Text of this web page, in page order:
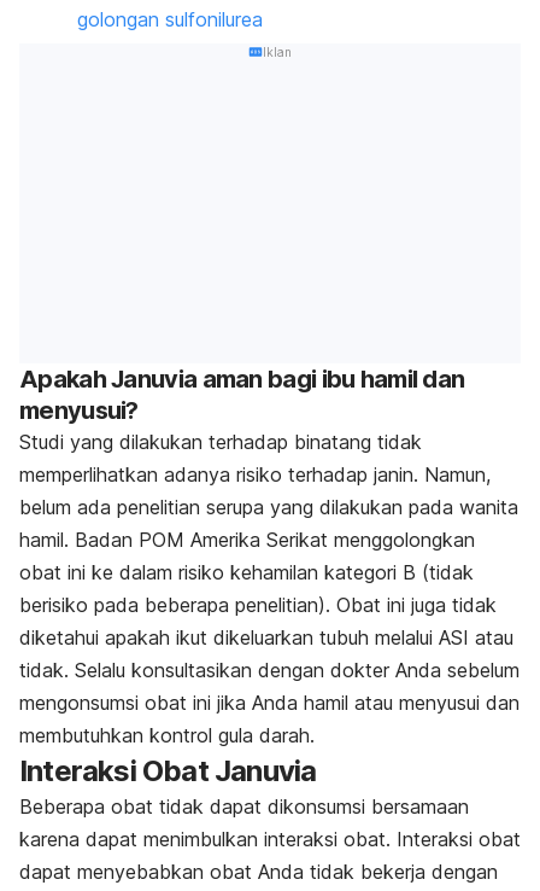
golongan sulfonilurea
Iklan
Apakah Januvia aman bagi ibu hamil dan
menyusui?
Studi yang dilakukan terhadap binatang tidak
memperlihatkan adanya risiko terhadap janin. Namun,
belum ada penelitian serupa yang dilakukan pada wanita
hamil. Badan POM Amerika Serikat menggolongkan
obat ini ke dalam risiko kehamilan kategori B (tidak
berisiko pada beberapa penelitian). Obat ini juga tidak
diketahui apakah ikut dikeluarkan tubuh melalui ASI atau
tidak. Selalu konsultasikan dengan dokter Anda sebelum
mengonsumsi obat ini jika Anda hamil atau menyusui dan
membutuhkan kontrol gula darah.
Interaksi Obat Januvia
Beberapa obat tidak dapat dikonsumsi bersamaan
karena dapat menimbulkan interaksi obat. Interaksi obat
dapat menyebabkan obat Anda tidak bekerja dengan